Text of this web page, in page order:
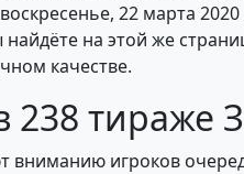
22 марта
на этой же
качестве.
тираже
вниманию игроков